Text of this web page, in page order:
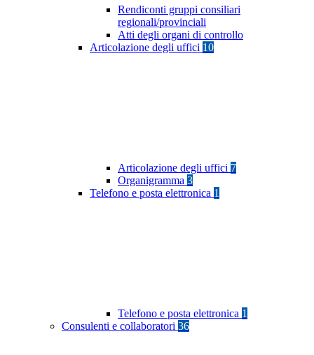
Rendiconti gruppi consiliari
regionali/provinciali
Atti degli organi di controllo
Articolazione degli uffici 10
Articolazione degli uffici 7
Organigramma 3
Telefono e posta elettronica 1
Telefono e posta elettronica 1
Consulenti e collaboratori 36